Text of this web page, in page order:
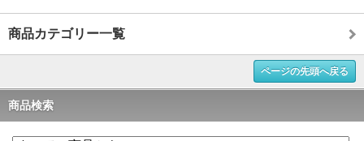
商品カテゴリー一覧
ページの先頭へ戻る
商品検索